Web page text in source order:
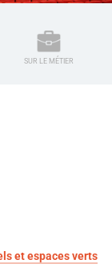
SUR LE MÉTIER
et espaces verts